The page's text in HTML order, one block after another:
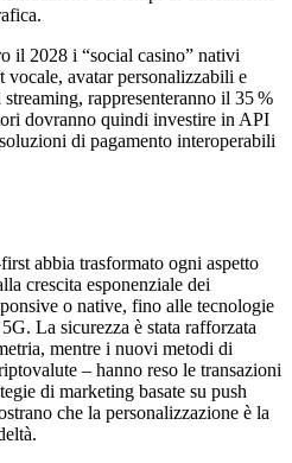
il 2028 i “social casino” nativi
avatar personalizzabili e
rappresenteranno il 35 %
dovranno quindi investire in API
di pagamento interoperabili
abbia trasformato ogni aspetto
crescita esponenziale dei
o native, fino alle tecnologie
La sicurezza è stata rafforzata
mentre i nuovi metodi di
– hanno reso le transazioni
di marketing basate su push
che la personalizzazione è la